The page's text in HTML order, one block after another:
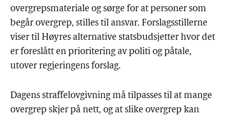
overgrepsmateriale og sørge for at personer som
begår overgrep, stilles til ansvar. Forslagsstillerne
viser til Høyres alternative statsbudsjetter hvor det
er foreslått en prioritering av politi og påtale,
utover regjeringens forslag.
Dagens straffelovgivning må tilpasses til at mange
overgrep skjer på nett, og at slike overgrep kan